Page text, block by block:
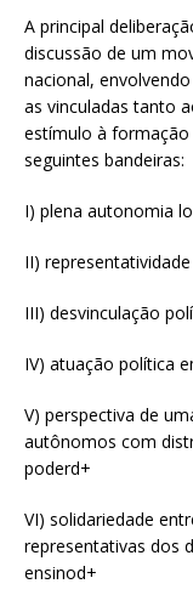
A principal
discussão de um
nacional,
as vinculadas tanto
estímulo à
seguintes bandeiras:
I) plena autonomia
II)
III) desvinculação
IV) atuação política
V) perspectiva de
autônomos com
poderd+
VI) solidariedade
representativas dos
ensinod+